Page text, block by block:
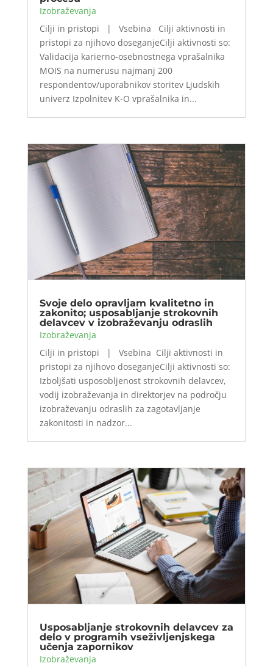
Izobraževanja
Cilji in pristopi | Vsebina Cilji aktivnosti in
pristopi za njihovo doseganjeCilji aktivnosti so:
Validacija karierno-osebnostnega vprašalnika
MOIS na numerusu najmanj 200
respondentov/uporabnikov storitev Ljudskih
univerz Izpolnitev K-O vprašalnika in...
Svoje delo opravljam kvalitetno in
zakonito; usposabljanje strokovnih
delavcev v izobraževanju odraslih
Izobraževanja
Cilji in pristopi | Vsebina Cilji aktivnosti in
pristopi za njihovo doseganjeCilji aktivnosti so:
Izboljšati usposobljenost strokovnih delavcev,
vodij izobraževanja in direktorjev na področju
izobraževanju odraslih za zagotavljanje
zakonitosti in nadzor...
Usposabljanje strokovnih delavcev za
delo v programih vseživljenjskega
učenja zapornikov
Izobraževanja